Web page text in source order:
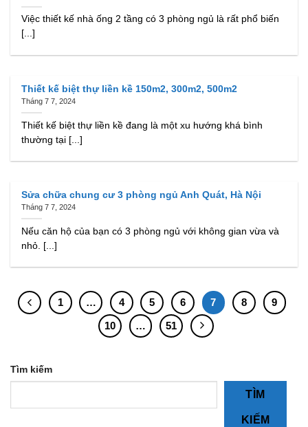
Việc thiết kế nhà ống 2 tầng có 3 phòng ngủ là rất phổ biến
[...]
Thiết kế biệt thự liền kề 150m2, 300m2, 500m2
Tháng 7 7, 2024
Thiết kế biệt thự liền kề đang là một xu hướng khá bình
thường tại [...]
Sửa chữa chung cư 3 phòng ngủ Anh Quát, Hà Nội
Tháng 7 7, 2024
Nếu căn hộ của bạn có 3 phòng ngủ với không gian vừa và
nhỏ. [...]
1 … 4 5 6 7 8
9
10
… 51
Tìm kiếm
TÌM
KIẾM